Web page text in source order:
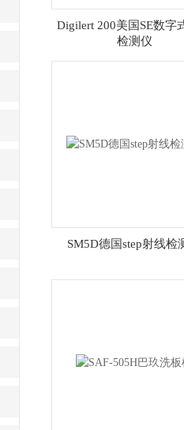
Digilert 200美国SE数字
检测仪
SM5D德国step射线检